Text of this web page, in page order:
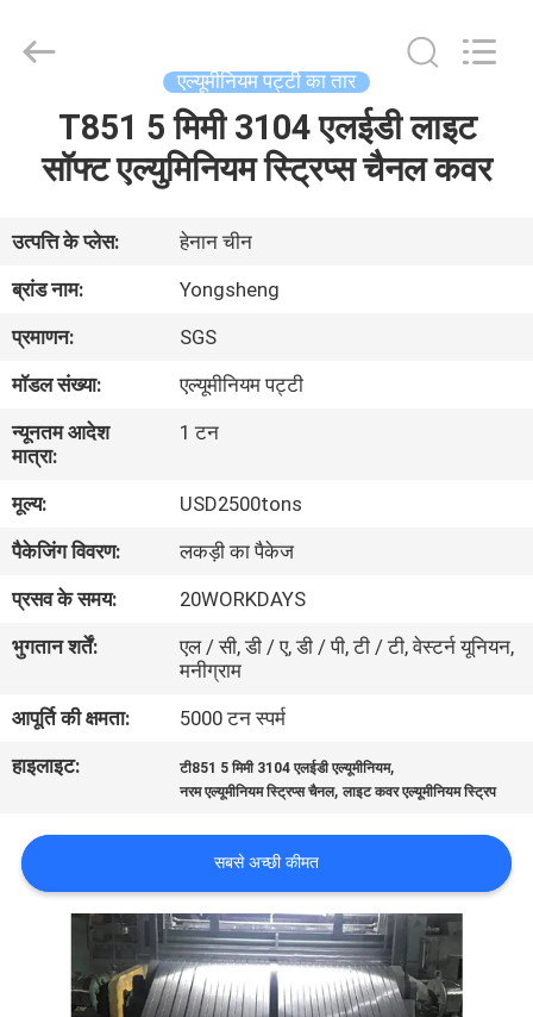
हमारे
बारे
कारखाना
गुणवत्ता
नियंत्रण
करें
मामलों
उद्धरण
Aluminum
Industry
एल्यूमीनियम पट्टी का तार
T851 5 मिमी 3104 एलईडी लाइट
सॉफ्ट एल्युमिनियम स्ट्रिप्स चैनल कवर
उत्पत्ति के प्लेस:
हेनान चीन
ब्रांड नाम:
Yongsheng
प्रमाणन:
SGS
मॉडल संख्या:
एल्यूमीनियम पट्टी
न्यूनतम आदेश
मात्रा:
1 टन
मूल्य:
USD2500tons
पैकेजिंग विवरण:
लकड़ी का पैकेज
प्रसव के समय:
20WORKDAYS
भुगतान शर्तें:
एल / सी, डी / ए, डी / पी, टी / टी, वेस्टर्न यूनियन,
मनीग्राम
आपूर्ति की क्षमता:
5000 टन स्पर्म
हाइलाइट:
टी851 5 मिमी 3104 एलईडी एल्यूमीनियम,
नरम एल्यूमीनियम स्ट्रिप्स चैनल,लाइट कवर एल्यूमीनियम स्ट्रिप
सबसे अच्छी कीमत